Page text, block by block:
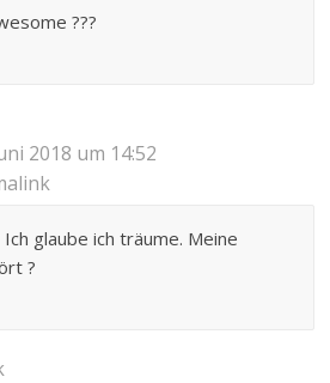
???
2018 um 14:52
glaube ich träume. Meine
?